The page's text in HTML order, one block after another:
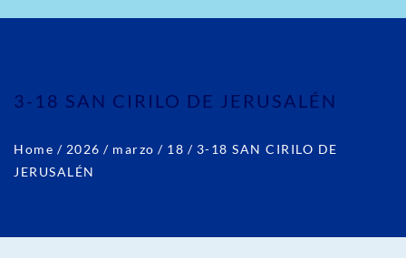
3-18 SAN CIRILO DE JERUSALÉN
Home / 2026 / marzo / 18 / 3-18 SAN CIRILO DE
JERUSALÉN